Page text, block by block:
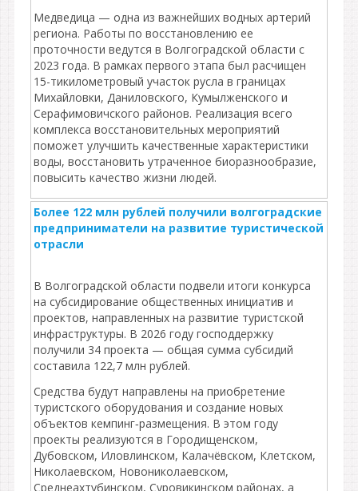
Медведица — одна из важнейших водных артерий
региона. Работы по восстановлению ее
проточности ведутся в Волгоградской области с
2023 года. В рамках первого этапа был расчищен
15-тикилометровый участок русла в границах
Михайловки, Даниловского, Кумылженского и
Серафимовичского районов. Реализация всего
комплекса восстановительных мероприятий
поможет улучшить качественные характеристики
воды, восстановить утраченное биоразнообразие,
повысить качество жизни людей.
Более 122 млн рублей получили волгоградские
предприниматели на развитие туристической
отрасли
В Волгоградской области подвели итоги конкурса
на субсидирование общественных инициатив и
проектов, направленных на развитие туристской
инфраструктуры. В 2026 году господдержку
получили 34 проекта — общая сумма субсидий
составила 122,7 млн рублей.
Средства будут направлены на приобретение
туристского оборудования и создание новых
объектов кемпинг‑размещения. В этом году
проекты реализуются в Городищенском,
Дубовском, Иловлинском, Калачёвском, Клетском,
Николаевском, Новониколаевском,
Среднеахтубинском, Суровикинском районах, а